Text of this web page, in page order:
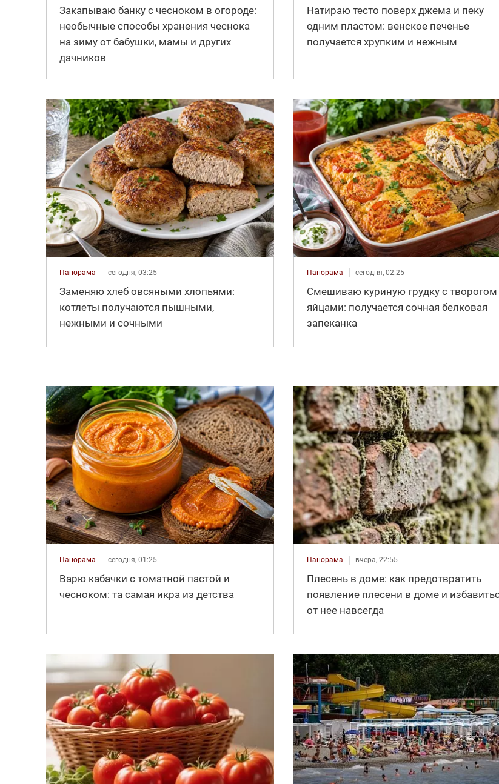
Закапываю банку с чесноком в огороде:
необычные способы хранения чеснока
на зиму от бабушки, мамы и других
дачников
Натираю тесто поверх джема и пеку
одним пластом: венское печенье
получается хрупким и нежным
Панорама сегодня, 03:25
Заменяю хлеб овсяными хлопьями:
котлеты получаются пышными,
нежными и сочными
Панорама сегодня, 02:25
Смешиваю куриную грудку с творогом
яйцами: получается сочная белковая
запеканка
Панорама сегодня, 01:25
Варю кабачки с томатной пастой и
чесноком: та самая икра из детства
Панорама вчера, 22:55
Плесень в доме: как предотвратить
появление плесени в доме и
от нее навсегда